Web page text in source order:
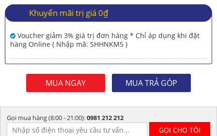
Khuyến mãi trị giá 0₫
Voucher giảm 3% giá trị đơn hàng * Chỉ áp dụng khi đặt
hàng Online ( Nhập mã: SHHNKM5 )
MUA NGAY MUA TRẢ GÓP
Gọi mua hàng (8:00 - 21:00):0981 212 212